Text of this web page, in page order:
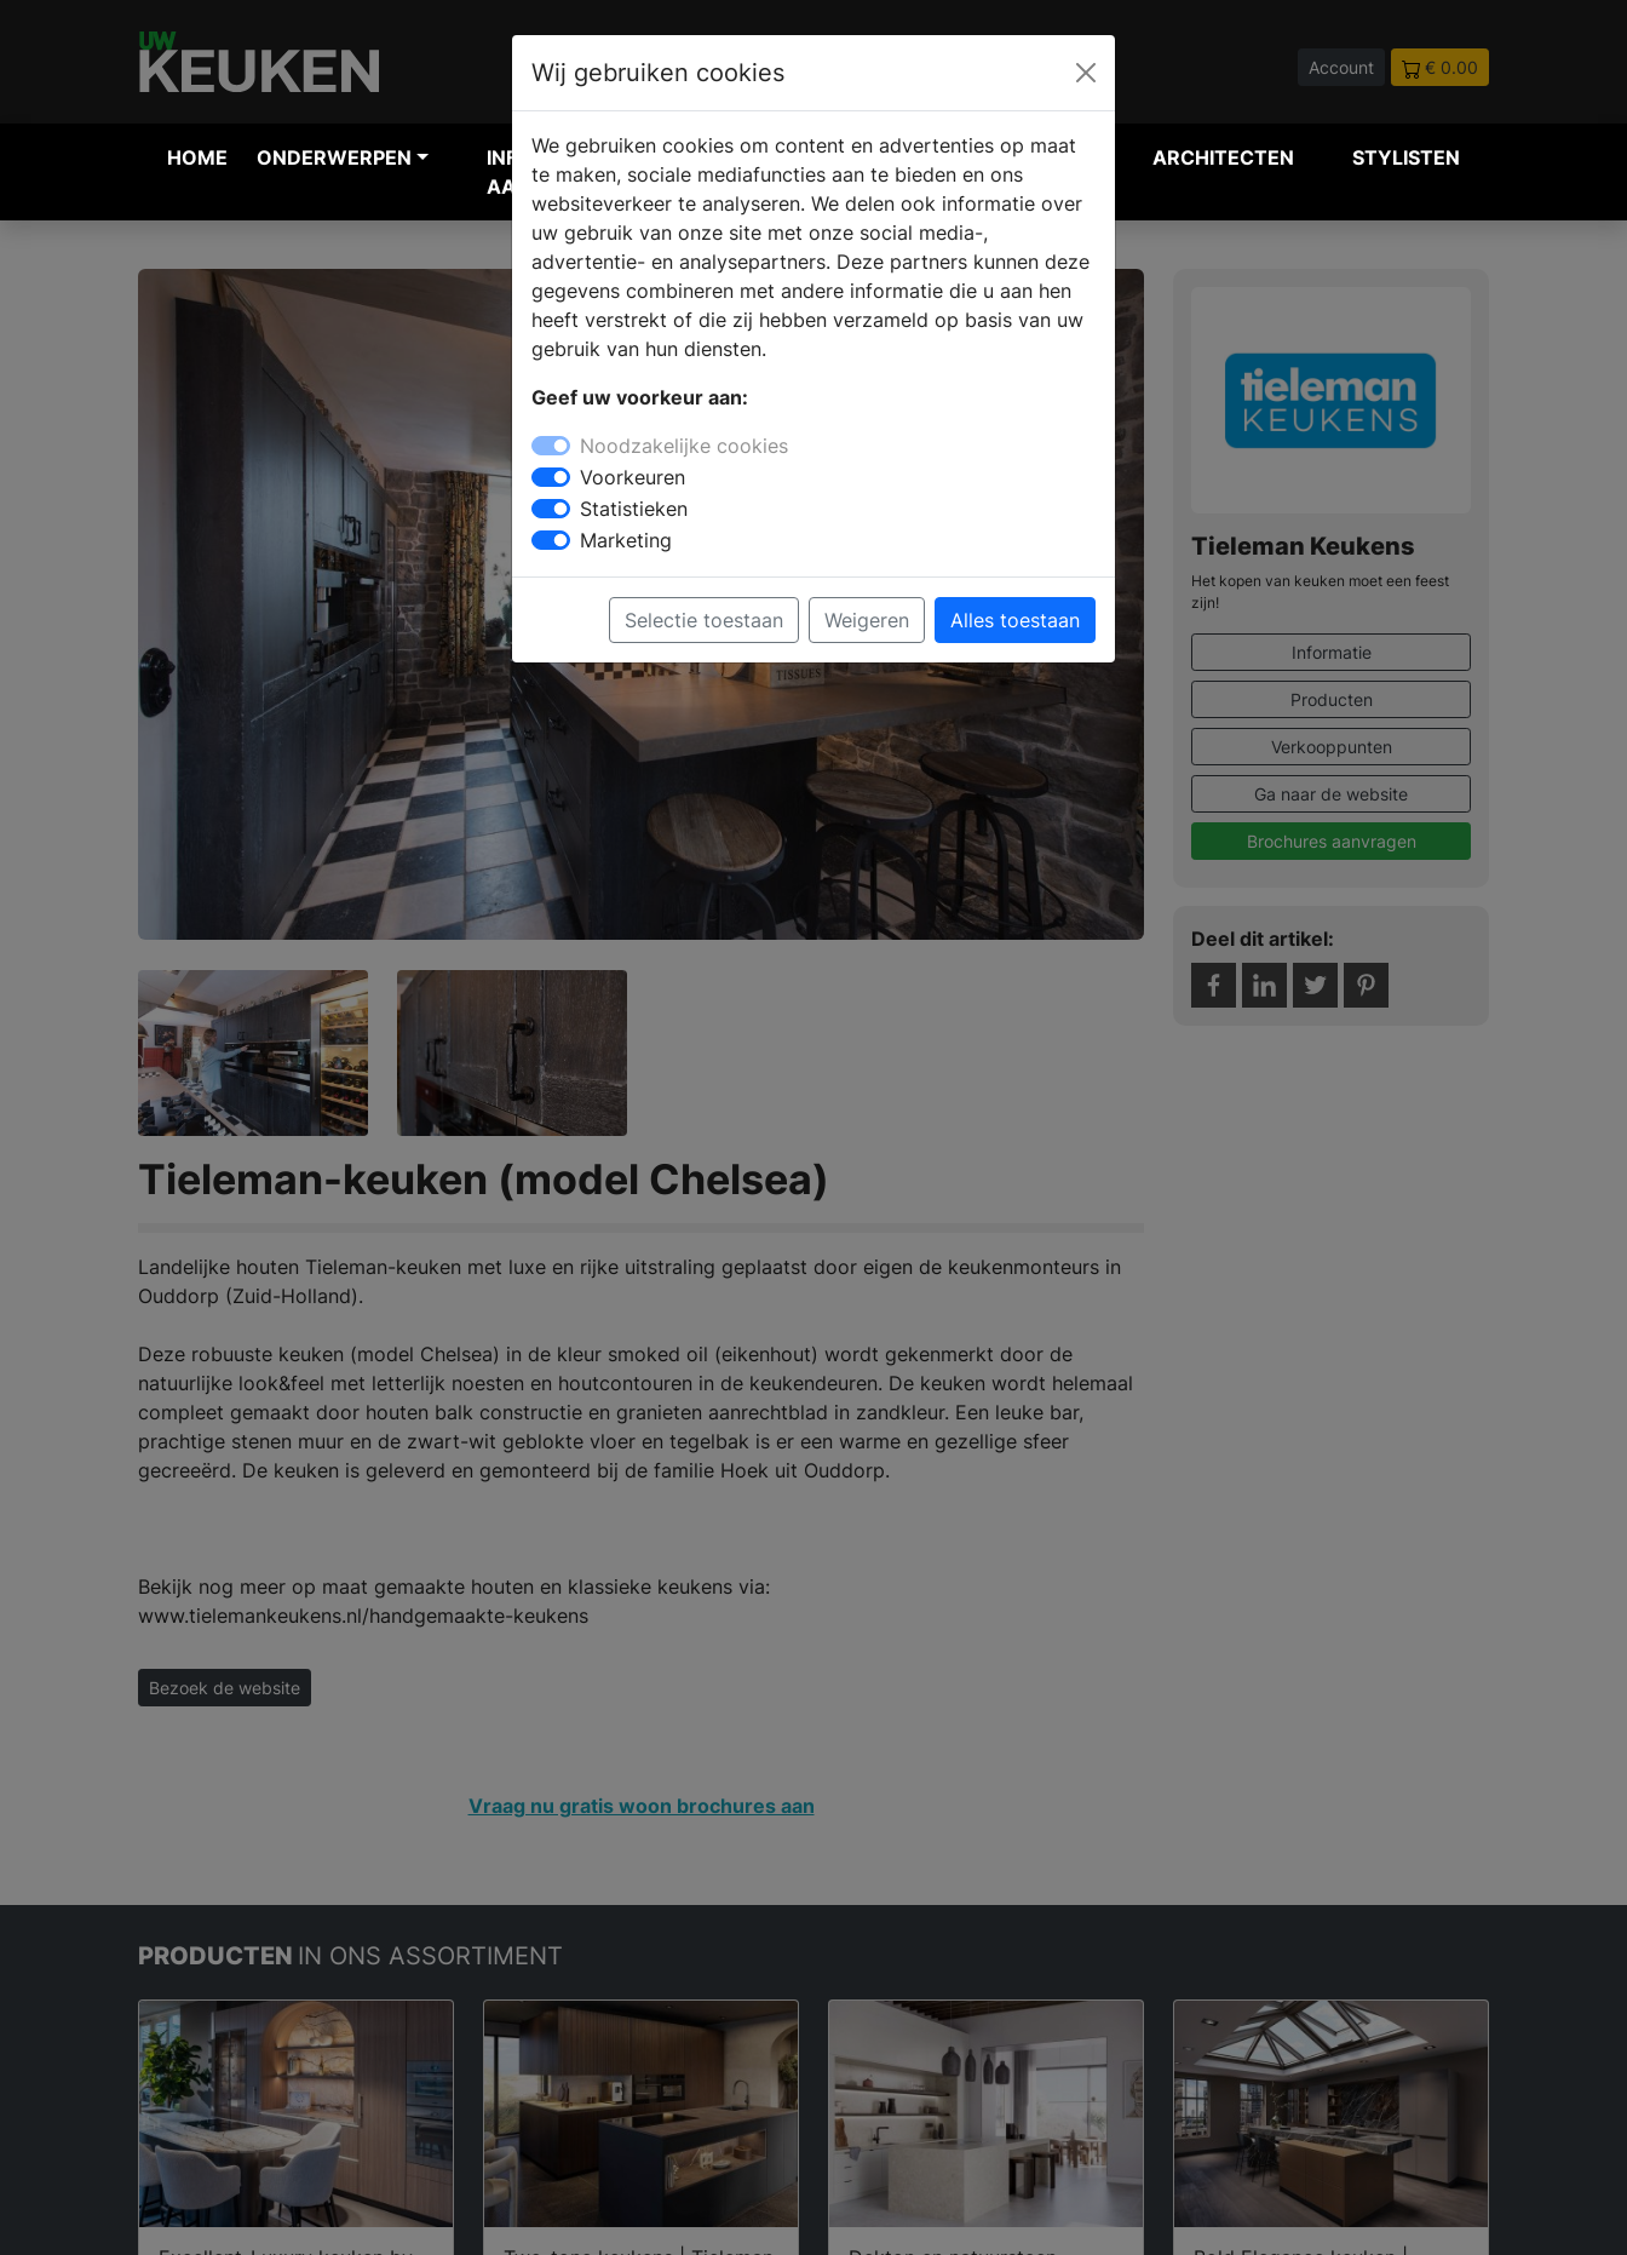
Account € 0.00
HOME ONDERWERPEN
INFORMATIE
AANVRAGEN
VERKOOPLOCATIE
VINDEN
WEBSHOP ARCHITECTEN STYLISTEN
Tieleman-keuken (model Chelsea)
Landelijke houten Tieleman-keuken met luxe en rijke uitstraling geplaatst door eigen de keukenmonteurs in
Ouddorp (Zuid-Holland).
Deze robuuste keuken (model Chelsea) in de kleur smoked oil (eikenhout) wordt gekenmerkt door de
natuurlijke look&feel met letterlijk noesten en houtcontouren in de keukendeuren. De keuken wordt helemaal
compleet gemaakt door houten balk constructie en granieten aanrechtblad in zandkleur. Een leuke bar,
prachtige stenen muur en de zwart-wit geblokte vloer en tegelbak is er een warme en gezellige sfeer
gecreeërd. De keuken is geleverd en gemonteerd bij de familie Hoek uit Ouddorp.
Bekijk nog meer op maat gemaakte houten en klassieke keukens via:
www.tielemankeukens.nl/handgemaakte-keukens
Bezoek de website
Vraag nu gratis woon brochures aan
Tieleman Keukens
Het kopen van keuken moet een feest
zijn!
Informatie
Producten
Verkooppunten
Ga naar de website
Brochures aanvragen
Deel dit artikel:
PRODUCTEN IN ONS ASSORTIMENT
Wij gebruiken cookies
We gebruiken cookies om content en advertenties op maat
te maken, sociale mediafuncties aan te bieden en ons
websiteverkeer te analyseren. We delen ook informatie over
uw gebruik van onze site met onze social media-,
advertentie- en analysepartners. Deze partners kunnen deze
gegevens combineren met andere informatie die u aan hen
heeft verstrekt of die zij hebben verzameld op basis van uw
gebruik van hun diensten.
Geef uw voorkeur aan:
Noodzakelijke cookies
Voorkeuren
Statistieken
Marketing
Selectie toestaan Weigeren Alles toestaan